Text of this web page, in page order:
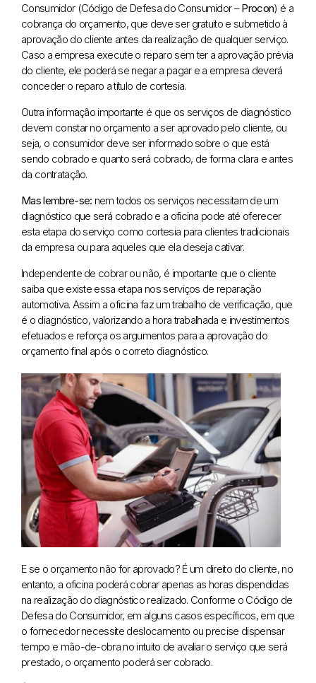
Consumidor (Código de Defesa do Consumidor –Procon) é a
cobrança do orçamento, que deve ser gratuito e submetido à
aprovação do cliente antes da realização de qualquer serviço.
Caso a empresa execute o reparo sem ter a aprovação prévia
do cliente, ele poderá se negar a pagar e a empresa deverá
conceder o reparo a título de cortesia.
Outra informação importante é que os serviços de diagnóstico
devem constar no orçamento a ser aprovado pelo cliente, ou
seja, o consumidor deve ser informado sobre o que está
sendo cobrado e quanto será cobrado, de forma clara e antes
da contratação.
Mas lembre-se: nem todos os serviços necessitam de um
diagnóstico que será cobrado e a oficina pode até oferecer
esta etapa do serviço como cortesia para clientes tradicionais
da empresa ou para aqueles que ela deseja cativar.
Independente de cobrar ou não, é importante que o cliente
saiba que existe essa etapa nos serviços de reparação
automotiva. Assim a oficina faz um trabalho de verificação, que
é o diagnóstico, valorizando a hora trabalhada e investimentos
efetuados e reforça os argumentos para a aprovação do
orçamento final após o correto diagnóstico.
E se o orçamento não for aprovado? É um direito do cliente, no
entanto, a oficina poderá cobrar apenas as horas dispendidas
na realização do diagnóstico realizado. Conforme o Código de
Defesa do Consumidor, em alguns casos específicos, em que
o fornecedor necessite deslocamento ou precise dispensar
tempo e mão-de-obra no intuito de avaliar o serviço que será
prestado, o orçamento poderá ser cobrado.